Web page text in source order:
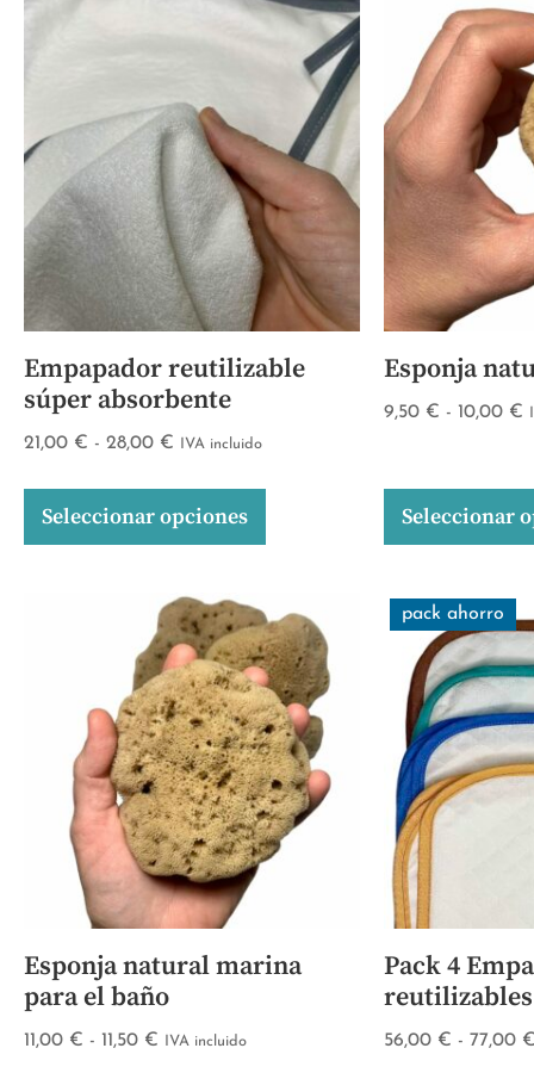
Empapador reutilizable
súper absorbente
21,00 € - 28,00 € IVA incluido
Seleccionar opciones
Esponja
9,50 € - 10,00 €
Seleccionar
Esponja natural marina
para el baño
11,00 € - 11,50 € IVA incluido
pack ahorro
Pack 4
reutilizables
56,00 € - 77,00